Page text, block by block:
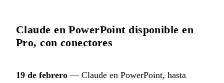
Claude en PowerPoint disponible en
Pro, con conectores
19 de febrero — Claude en PowerPoint, hasta